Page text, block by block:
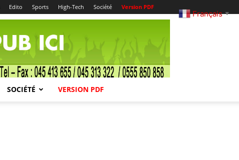
Edito Sports High-Tech Société Version PDF
SOCIÉTÉ VERSION PDF
Français ▼